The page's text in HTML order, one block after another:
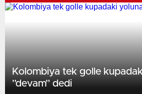
Kolombiya tek golle
”devam” dedi